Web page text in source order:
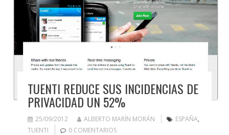
TUENTI REDUCE SUS INCIDENCIAS DE
PRIVACIDAD UN 52%
25/09/2012 ALBERTO MARÍN MORÁN ESPAÑA,
TUENTI
0 COMENTARIOS